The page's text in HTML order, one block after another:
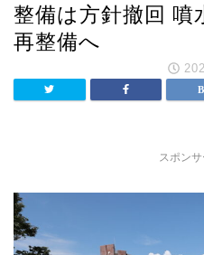
整備は方針撤回 噴
再整備へ
スポン